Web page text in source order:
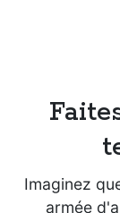
Imaginez
armée